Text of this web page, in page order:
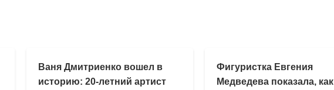
Ваня Дмитриенко вошел в
историю: 20-летний артист
Фигуристка Евгения
Медведева показала, как